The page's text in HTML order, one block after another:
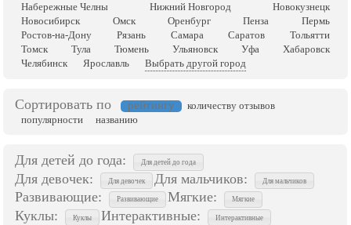
Набережные Челны
Нижний Новгород
Новокузнецк
Новосибирск
Омск Оренбург Пенза
Пермь
Ростов-на-Дону
Рязань Самара Саратов
Тольятти
Томск
Тула Тюмень Ульяновск Уфа
Хабаровск
Челябинск
Ярославль Выбрать другой город
Сортировать по рейтингу
количеству отзывов
популярности
названию
Для детей до года: Для детей до года
Для девочек: Для девочек Для мальчиков: Для мальчиков
Развивающие: Развивающие Мягкие: Мягкие
Куклы: Куклы Интерактивные: Интерактивные